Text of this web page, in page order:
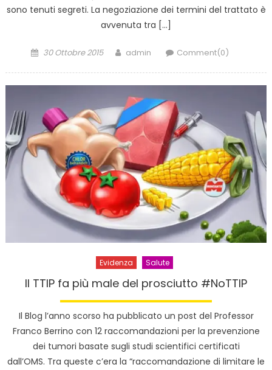
sono tenuti segreti. La negoziazione dei termini del trattato è
avvenuta tra […]
Posted
30 Ottobre 2015 Author
admin Comment(0)
Evidenza Salute
Il TTIP fa più male del prosciutto #NoTTIP
Il Blog l’anno scorso ha pubblicato un post del Professor
Franco Berrino con 12 raccomandazioni per la prevenzione
dei tumori basate sugli studi scientifici certificati
dall’OMS. Tra queste c’era la “raccomandazione di limitare le